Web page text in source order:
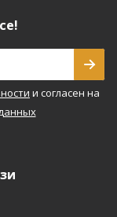
и согласен на